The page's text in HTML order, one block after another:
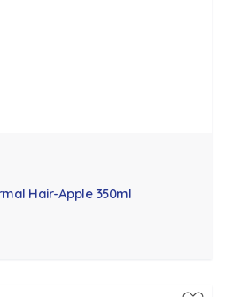
Hair-Apple 350ml